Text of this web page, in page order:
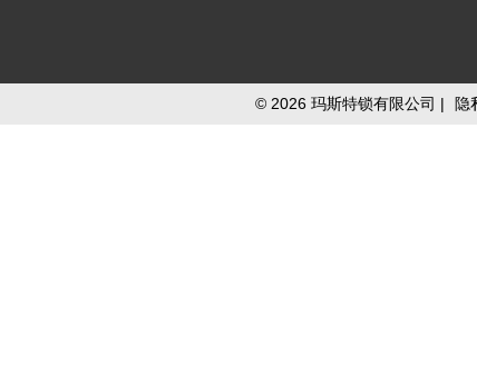
© 2026 玛斯特锁有限公司 | 隐